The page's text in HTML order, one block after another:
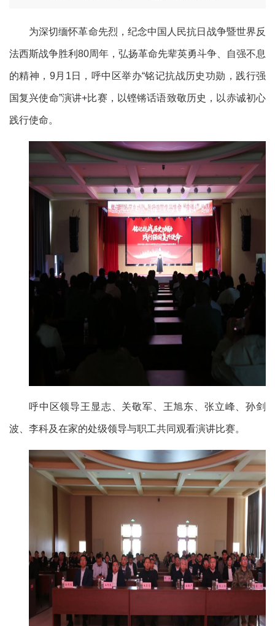
为深切缅怀革命先烈，纪念中国人民抗日战争暨世界反
法西斯战争胜利80周年，弘扬革命先辈英勇斗争、自强不息
的精神，9月1日，呼中区举办“铭记抗战历史功勋，践行强
国复兴使命”演讲+比赛，以铿锵话语致敬历史，以赤诚初心
践行使命。
呼中区领导王显志、关敬军、王旭东、张立峰、孙剑
波、李科及在家的处级领导与职工共同观看演讲比赛。